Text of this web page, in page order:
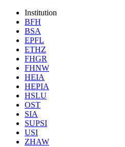
Institution
BFH
BSA
EPFL
ETHZ
FHGR
FHNW
HEIA
HEPIA
HSLU
OST
SIA
SUPSI
USI
ZHAW